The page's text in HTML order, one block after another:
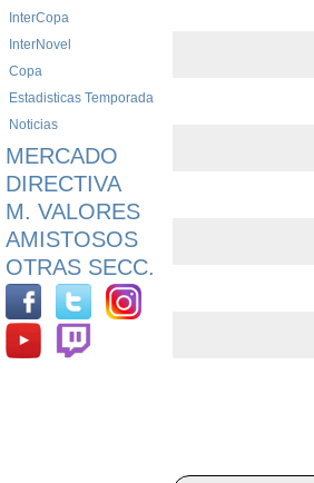
InterCopa
InterNovel
Copa
Estadisticas Temporada
Noticias
MERCADO
DIRECTIVA
M. VALORES
AMISTOSOS
OTRAS SECC.